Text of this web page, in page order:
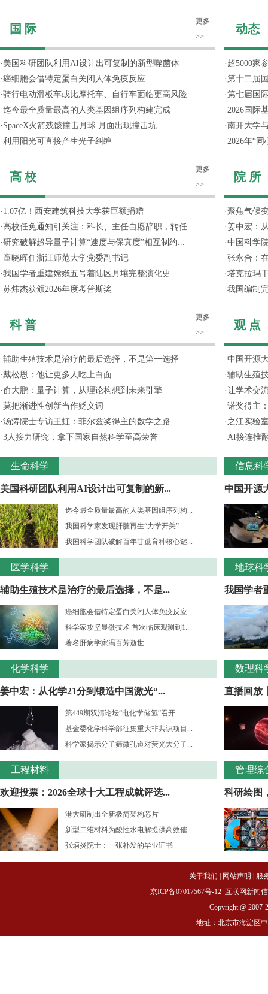
国 际
更多
>>
· 美国科研团队利用AI设计出可复制的新型噬菌体
·癌细胞会借特定蛋白关闭人体免疫反应
·骑行电动滑板车或比摩托车、自行车面临更高风险
·迄今最全质量最高的人类基因组序列构建完成
· SpaceX火箭残骸撞击月球 月面出现撞击坑
·利用阳光可直接产生光子纠缠
高 校
更多
>>
· 1.07亿！西安建筑科技大学获巨额捐赠
· 高校任免通知引关注：科长、主任自愿辞职，转任...
·研究破解超导量子计算“速度与保真度”相互制约...
·童晓晖任浙江师范大学党委副书记
·我国学者重建嫦娥五号着陆区月壤完整演化史
·苏炜杰获颁2026年度考普斯奖
科 普
更多
>>
·辅助生殖技术是治疗的最后选择，不是第一选择
·戴松恩：他让更多人吃上白面
·俞大鹏：量子计算，从理论构想到未来引擎
·莫把渐进性创新当作贬义词
·汤涛院士专访王虹：菲尔兹奖得主的数学之路
·3人接力研究，拿下国家自然科学至高荣誉
生命科学
美国科研团队利用AI设计出可复制的新...
迄今最全质量最高的人类基因组序列构...
我国科学家发现肝脏再生“力学开关”
我国科学团队破解百年甘蔗育种核心谜...
医学科学
辅助生殖技术是治疗的最后选择，不是...
癌细胞会借特定蛋白关闭人体免疫反应
科学家攻坚显微技术 首次临床观测到1...
著名肝病学家冯百芳逝世
化学科学
姜中宏：从化学21分到锻造中国激光“...
第449期双清论坛“电化学储氢”召开
基金委化学科学部征集重大非共识项目...
科学家揭示分子筛微孔道对荧光大分子...
工程材料
欢迎投票：2026全球十大工程成就评选...
港大研制出全新极简架构芯片
新型二维材料为酸性水电解提供高效催...
张炳炎院士：一张补发的毕业证书
动态
· 超5000家
·第十二届
·第七届国
·2026国际
·南开大学
·2026年“
院 所
·聚焦气候
·姜中宏：
·中国科学
·张永合：
·塔克拉玛
·我国编制
观 点
·中国开源
·辅助生殖
·让学术交
·诺奖得主
· 之江实验
·AI接连推
信息科
中国开源
地球科
我国学者
数理科
直播回放
管理综
科研绘图
关于我们 网站声明
服
京ICP备07017567号-12 互联网新闻
Copyright @ 2007-
地址：北京市海淀区